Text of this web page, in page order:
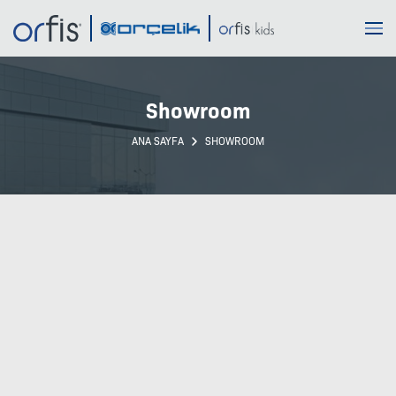
Showroom
ANA SAYFA SHOWROOM
Fiyat Al